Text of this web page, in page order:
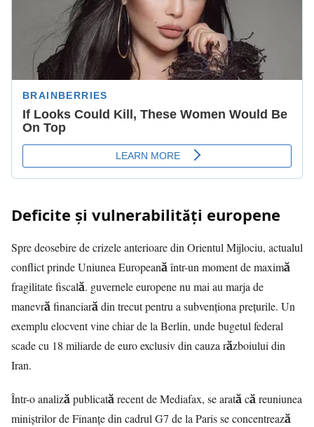
Deficite și vulnerabilități europene
Spre deosebire de crizele anterioare din Orientul Mijlociu, actualul
conflict prinde Uniunea Europeană într-un moment de maximă
fragilitate fiscală. guvernele europene nu mai au marja de
manevră financiară din trecut pentru a subvenționa prețurile. Un
exemplu elocvent vine chiar de la Berlin, unde bugetul federal
scade cu 18 miliarde de euro exclusiv din cauza războiului din
Iran.
Într-o analiză publicată recent deMediafax, se arată că reuniunea
miniștrilor de Finanțe din cadrul G7 de la Paris se concentrează